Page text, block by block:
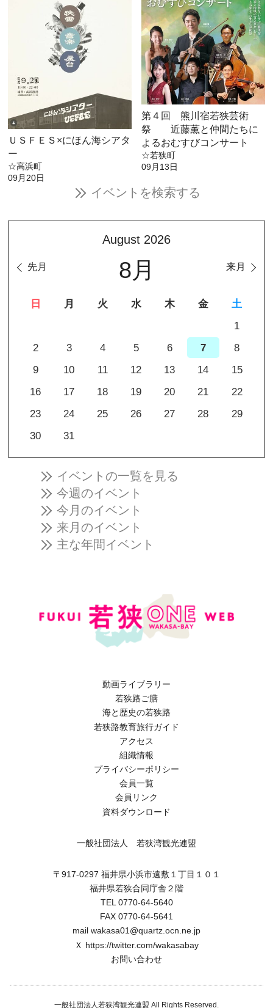
ＵＳＦＥＳ×にほん海シアタ
ー
☆高浜町
09月20日
第４回 熊川宿若狭芸術
祭 近藤薫と仲間たちに
よるおむすびコンサート
☆若狭町
09月13日
イベントを検索する
August 2026
先月 8月 来月
日 月 火 水 木 金
土
1
2
3 4 5 6 7
8
9
10 11 12 13 14
15
16
17 18 19 20 21
22
23
24 25 26 27 28
29
30
31
イベントの一覧を見る
今週のイベント
今月のイベント
来月のイベント
主な年間イベント
動画ライブラリー
若狭路ご膳
海と歴史の若狭路
若狭路教育旅行ガイド
アクセス
組織情報
プライバシーポリシー
会員一覧
会員リンク
資料ダウンロード
一般社団法人 若狭湾観光連盟
〒917-0297 福井県小浜市遠敷１丁目１０１
福井県若狭合同庁舎２階
TEL 0770-64-5640
FAX 0770-64-5641
mail wakasa01@quartz.ocn.ne.jp
Ｘ https://twitter.com/wakasabay
お問い合わせ
一般社団法人若狭湾観光連盟 All Rights Reserved.